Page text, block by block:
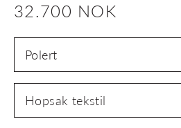
Vanlig
pris
32.700 NOK